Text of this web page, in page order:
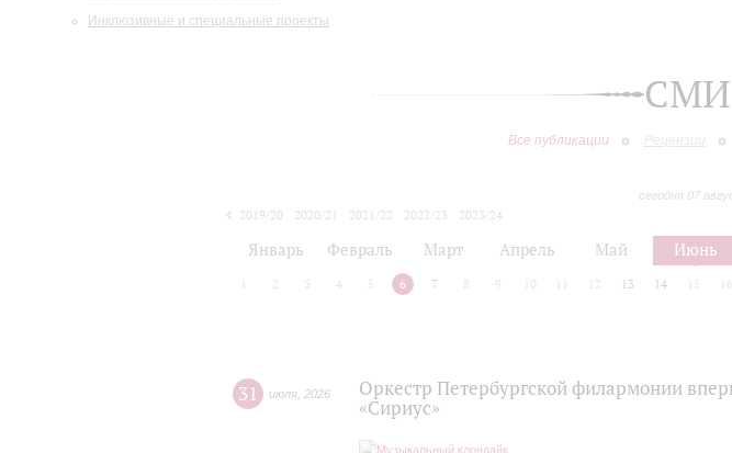
Инклюзивные и специальные проекты
СМИ
Все публикации Рецензии
сегодня 07
2019/20 2020/21 2021/22 2022/23
2023/24
Январь Февраль Март Апрель Май Июнь
2 3 4 5 6 7 8 9 10 12 13 14 15 16
31 июля 2026
Оркестр Петербургской филармонии
«Сириус»